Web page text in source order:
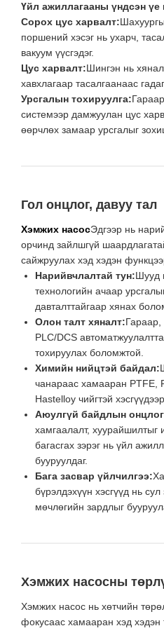
Үйл ажиллагааны үндсэн үе
Сорох цус харвалт:
поршений хэсэг нь ухарч,
вакуум үүсгэдэг.
Цус харвалт:Шингэн нь
хавхлагаар тасалгаанаас
Урсгалын тохируулга:
системээр дамжуулан цус
өөрчлөх замаар урсгалыг
Гол онцлог, давуу тал
Хэмжих насосЭдгээр нь
орчинд зайлшгүй
сайжруулах хэд хэдэн
Нарийвчлалтай тун:Шууд
технологийн ачаар
давталттайгаар хянах
Олон талт хяналт:Гараар,
PLC/DCS
тохируулах боломжтой.
Химийн нийцтэй байдал:
чанараас хамааран PTFE,
Hastelloy чийгтэй хэсгүүдээр
Аюулгүй байдлын
хамгаалалт, хуурайшилтыг
багасгах зэрэг нь үйл
бууруулдаг.
Бага засвар үйлчилгээ:
бүрэлдэхүүн хэсгүүд нь
мөчлөгийн зардлыг
Хэмжих насосны
Хэмжих насос нь хөтчийн
фокусаас хамааран хэд хэдэн